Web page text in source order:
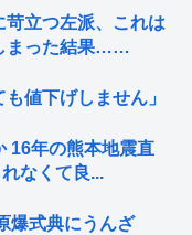
立つ左派、これは
まった結果……
値下げしません」
16年の熊本地震直
なくて良...
爆式典にうんざ